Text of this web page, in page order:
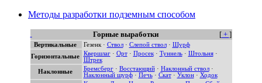
Методы разработки подземным способом
[+ ]
Горные выработки
Вертикальные Гезенк· Ствол· Слепой ствол· Шурф
Горизонтальные
Квершлаг· Орт· Просек· Туннель· Штольня·
Штрек
Наклонные
Бремсберг· Восстающий· Наклонный ствол·
Наклонный шурф· Печь· Скат· Уклон· Ходок